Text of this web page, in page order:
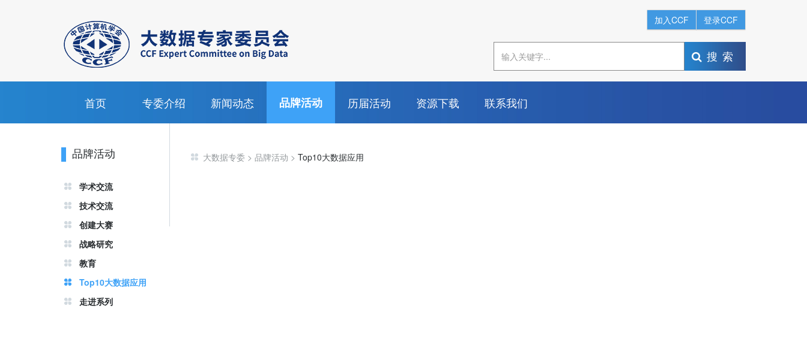
加入CCF 登录CCF
搜索
首页 专委介绍 新闻动态 品牌活动 历届活动 资源下载 联系我们
品牌活动
学术交流
技术交流
创建大赛
战略研究
教育
Top10大数据应用
走进系列
大数据专委 > 品牌活动 > Top10大数据应用